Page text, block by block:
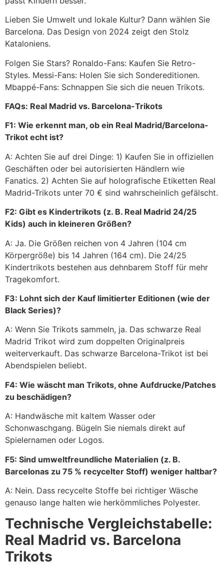
Lieben Sie Umwelt und lokale Kultur? Dann wählen Sie
Barcelona. Das Design von 2024 zeigt den Stolz
Kataloniens.
Folgen Sie Stars? Ronaldo-Fans: Kaufen Sie Retro-
Styles. Messi-Fans: Holen Sie sich Sondereditionen.
Mbappé-Fans: Schnappen Sie sich die neuen Trikots.
FAQs: Real Madrid vs. Barcelona-Trikots
F1: Wie erkennt man, ob ein Real Madrid/Barcelona-
Trikot echt ist?
A: Achten Sie auf drei Dinge: 1) Kaufen Sie in offiziellen
Geschäften oder bei autorisierten Händlern wie
Fanatics. 2) Achten Sie auf holografische Etiketten Real
Madrid-Trikots unter 70 € sind wahrscheinlich gefälscht.
F2: Gibt es Kindertrikots (z. B. Real Madrid 24/25
Kids) auch in kleineren Größen?
A: Ja. Die Größen reichen von 4 Jahren (104 cm
Körpergröße) bis 14 Jahren (164 cm). Die 24/25
Kindertrikots bestehen aus dehnbarem Stoff für mehr
Tragekomfort.
F3: Lohnt sich der Kauf limitierter Editionen (wie der
Black Series)?
A: Wenn Sie Trikots sammeln, ja. Das schwarze Real
Madrid Trikot wird zum doppelten Originalpreis
weiterverkauft. Das schwarze Barcelona-Trikot ist bei
Abendspielen beliebt.
F4: Wie wäscht man Trikots, ohne Aufdrucke/Patches
zu beschädigen?
A: Handwäsche mit kaltem Wasser oder
Schonwaschgang. Bügeln Sie niemals direkt auf
Spielernamen oder Logos.
F5: Sind umweltfreundliche Materialien (z. B.
Barcelonas zu 75 % recycelter Stoff) weniger haltbar?
A: Nein. Dass recycelte Stoffe bei richtiger Wäsche
genauso lange halten wie herkömmliches Polyester.
Technische Vergleichstabelle:
Real Madrid vs. Barcelona
Trikots